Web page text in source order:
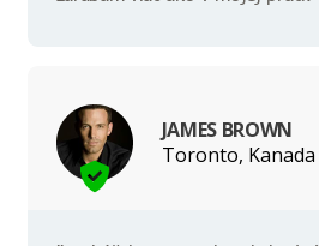
JAMES BROWN
Toronto, Kanada